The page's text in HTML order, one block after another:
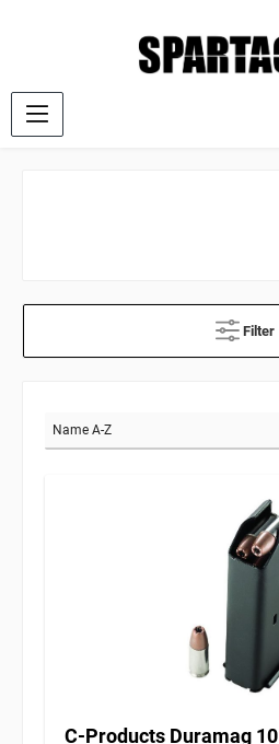
Filter
C-Products Duramag